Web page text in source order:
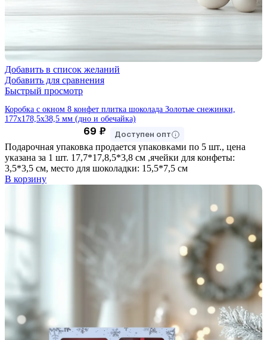
Добавить в список желаний
Добавить для сравнения
Быстрый просмотр
Коробка с окном 8 конфет плитка шоколада Золотые снежинки,
177х178,5х38,5 мм (дно и обечайка)
69 ₽ Доступен опт
Подарочная упаковка продается упаковками по 5 шт., цена
указана за 1 шт. 17,7*17,8,5*3,8 см ,ячейки для конфеты:
3,5*3,5 см, место для шоколадки: 15,5*7,5 см
В корзину